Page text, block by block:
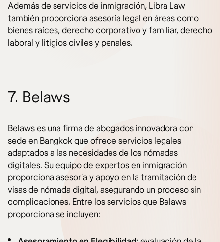
Además de servicios de inmigración, Libra Law
también proporciona asesoría legal en áreas como
bienes raíces, derecho corporativo y familiar, derecho
laboral y litigios civiles y penales.
7. Belaws
Belaws es una firma de abogados innovadora con
sede en Bangkok que ofrece servicios legales
adaptados a las necesidades de los nómadas
digitales. Su equipo de expertos en inmigración
proporciona asesoría y apoyo en la tramitación de
visas de nómada digital, asegurando un proceso sin
complicaciones. Entre los servicios que Belaws
proporciona se incluyen: